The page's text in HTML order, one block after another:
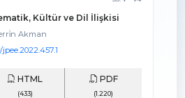
Kültür ve Dil İlişkisi
Akman
HTML
(433)
PDF
(1.220)